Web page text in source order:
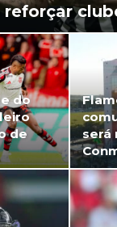
do
de
será